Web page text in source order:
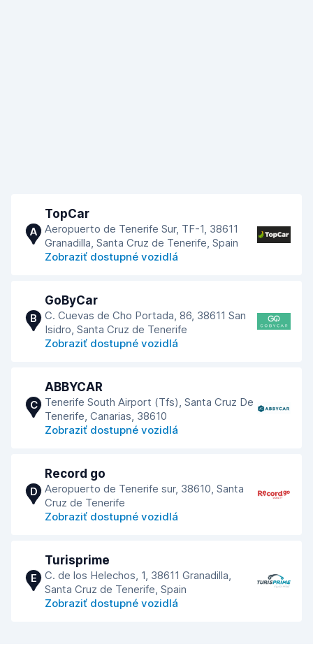
A
TopCar
Aeropuerto de Tenerife Sur, TF-1, 38611
Granadilla, Santa Cruz de Tenerife, Spain
Zobraziť dostupné vozidlá
B
GoByCar
C. Cuevas de Cho Portada, 86, 38611 San
Isidro, Santa Cruz de Tenerife
Zobraziť dostupné vozidlá
C
ABBYCAR
Tenerife South Airport (Tfs), Santa Cruz De
Tenerife, Canarias, 38610
Zobraziť dostupné vozidlá
D
Record go
Aeropuerto de Tenerife sur, 38610, Santa
Cruz de Tenerife
Zobraziť dostupné vozidlá
E
Turisprime
C. de los Helechos, 1, 38611 Granadilla,
Santa Cruz de Tenerife, Spain
Zobraziť dostupné vozidlá